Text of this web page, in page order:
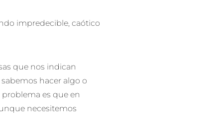
impredecible, caótico
que nos indican
hacer algo o
es que en
necesitemos